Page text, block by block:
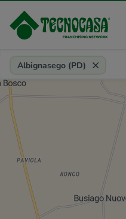
Provincia, comune, zona, riferimento
Albignasego (PD)